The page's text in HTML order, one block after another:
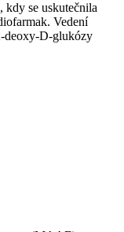
kdy se uskutečnila
Vedení
deoxy-D-glukózy